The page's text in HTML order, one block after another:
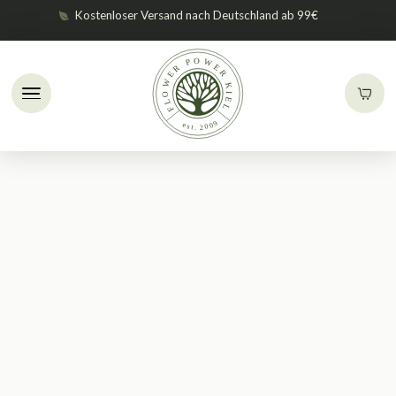
Kostenloser Versand nach Deutschland ab 99€